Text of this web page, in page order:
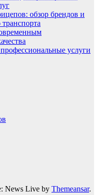
обзор брендов и
услуги
News Live by Themeansar.